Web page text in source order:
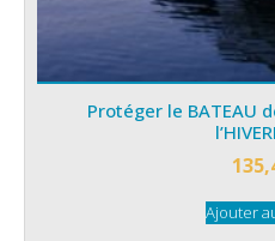
Protéger le BATEAU
Ajouter